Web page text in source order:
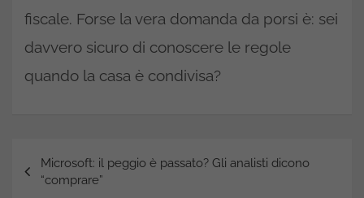
fiscale. Forse la vera domanda da porsi è: sei
davvero sicuro di conoscere le regole
quando la casa è condivisa?
articoli
Microsoft: il peggio è passato? Gli analisti dicono
“comprare”